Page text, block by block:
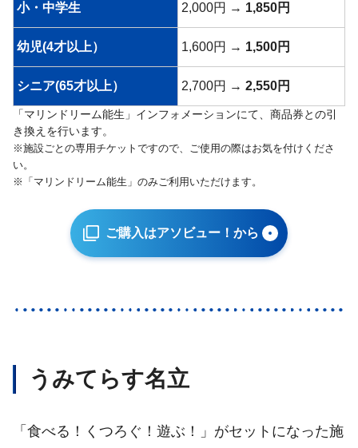
小・中学生 2,000円 → 1,850円
幼児(4才以上） 1,600円 → 1,500円
シニア(65才以上） 2,700円 → 2,550円
「マリンドリーム能生」インフォメーションにて、商品券との引
き換えを行います。
※施設ごとの専用チケットですので、ご使用の際はお気を付けくださ
い。
※「マリンドリーム能生」のみご利用いただけます。
ご購入はアソビュー！から
うみてらす名立
「食べる！くつろぐ！遊ぶ！」がセットになった施